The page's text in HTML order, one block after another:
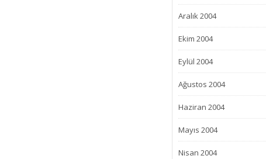
Aralık 2004
Ekim 2004
Eylül 2004
Ağustos 2004
Haziran 2004
Mayıs 2004
Nisan 2004